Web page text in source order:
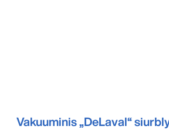
Vakuuminis „DeLaval“